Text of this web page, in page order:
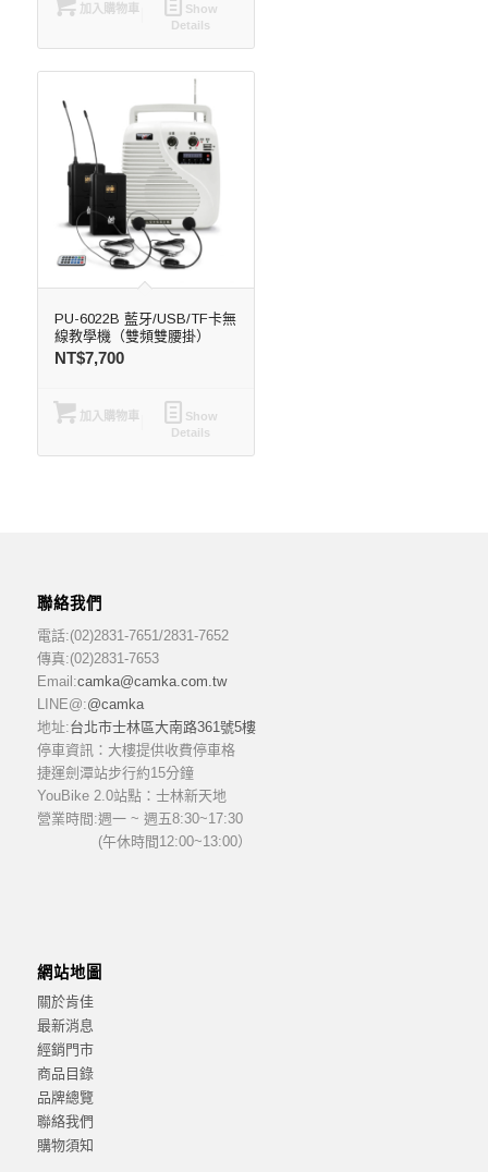
加入購物車
Show
Details
PU-6022B 藍牙/USB/TF卡無
線教學機（雙頻雙腰掛）
NT$7,700
加入購物車
Show
Details
聯絡我們
電話:(02)2831-7651/2831-7652
傳真:(02)2831-7653
Email:camka@camka.com.tw
LINE@:@camka
地址:台北市士林區大南路361號5樓
停車資訊：大樓提供收費停車格
捷運劍潭站步行約15分鐘
YouBike 2.0站點：士林新天地
營業時間:週一 ~ 週五8:30~17:30
(午休時間12:00~13:00）
網站地圖
關於肯佳
最新消息
經銷門市
商品目錄
品牌總覽
聯絡我們
購物須知